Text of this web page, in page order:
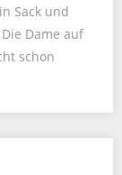
Sack und
Dame auf
schon